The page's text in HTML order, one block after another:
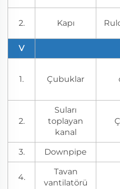
2. Kapı
V
1. Çubuklar
2.
Suları
toplayan
kanal
3. Downpipe
4.
Tavan
vantilatörü